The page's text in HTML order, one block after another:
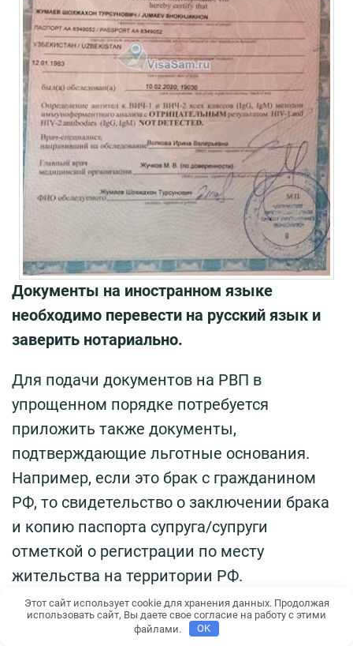
Документы на иностранном языке
необходимо перевести на русский язык и
заверить нотариально.
Для подачи документов на РВП в
упрощенном порядке потребуется
приложить также документы,
подтверждающие льготные основания.
Например, если это брак с гражданином
РФ, то свидетельство о заключении брака
и копию паспорта супруга/супруги
отметкой о регистрации по месту
жительства на территории РФ.
При обращении с заявлением на
оформление РВП все иностранные
Этот сайт использует cookie для хранения данных. Продолжая
использовать сайт, Вы даете свое согласие на работу с этими
файлами.
OK